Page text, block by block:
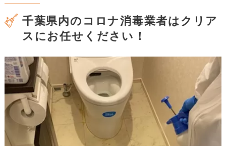
千葉県内のコロナ消毒業者はクリア
スにお任せください！